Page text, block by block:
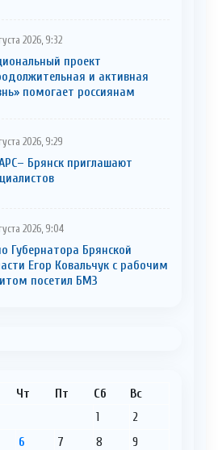
2026, 9:32
проект
и активная
помогает россиянам
2026, 9:29
Брянcк приглaшают
2026, 9:04
Губернатора Брянской
Егор Ковальчук с рабочим
посетил БМЗ
Чт Пт Сб Вс
1
2
6 7 8
9